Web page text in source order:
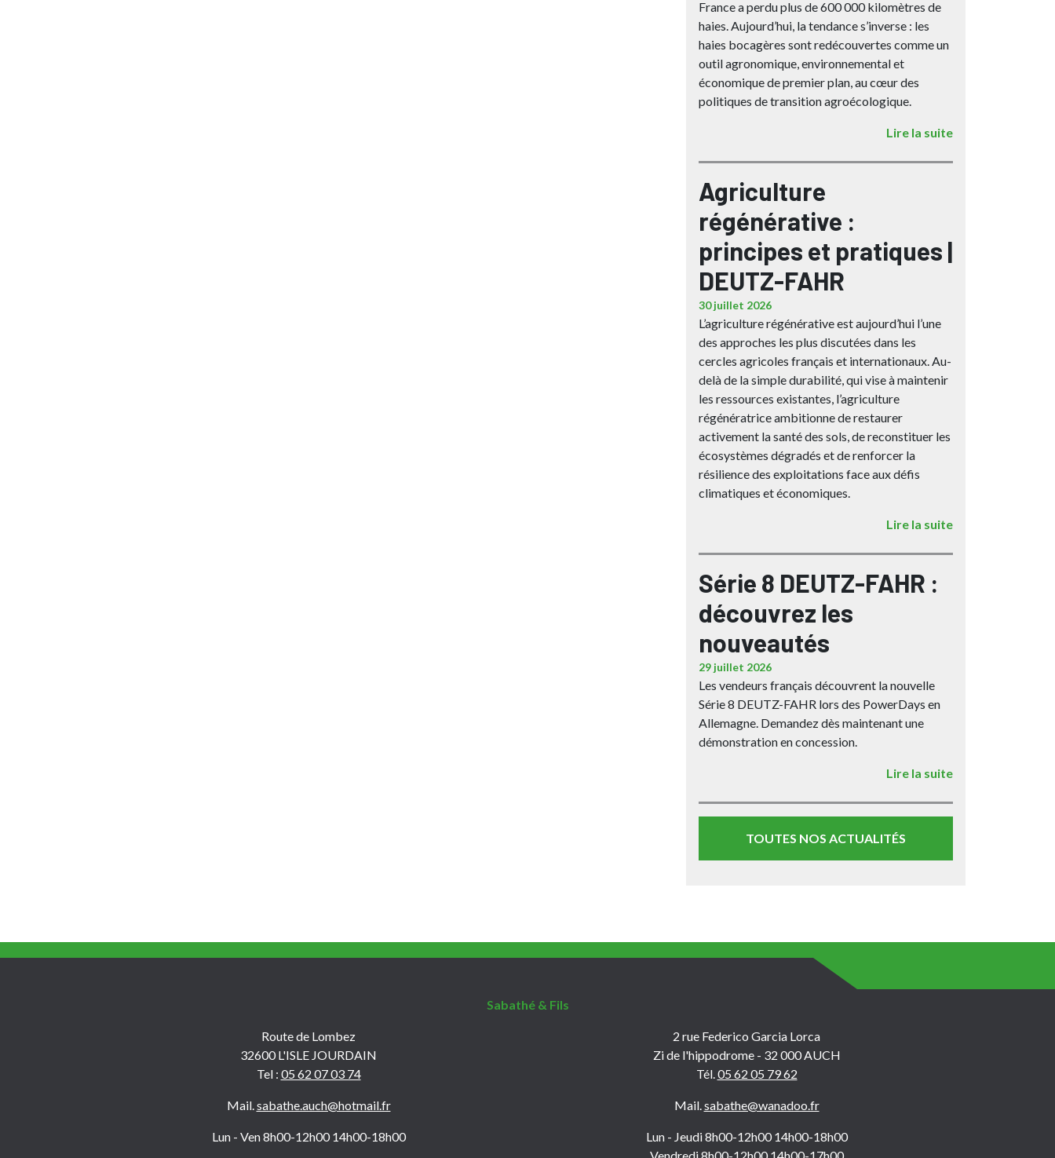
France a perdu plus de 600 000 kilomètres de
haies. Aujourd’hui, la tendance s’inverse : les
haies bocagères sont redécouvertes comme un
outil agronomique, environnemental et
économique de premier plan, au cœur des
politiques de transition agroécologique.
Lire la suite
Agriculture
régénérative :
principes et pratiques |
DEUTZ-FAHR
30 juillet 2026
L’agriculture régénérative est aujourd’hui l’une
des approches les plus discutées dans les
cercles agricoles français et internationaux. Au-
delà de la simple durabilité, qui vise à maintenir
les ressources existantes, l’agriculture
régénératrice ambitionne de restaurer
activement la santé des sols, de reconstituer les
écosystèmes dégradés et de renforcer la
résilience des exploitations face aux défis
climatiques et économiques.
Lire la suite
Série 8 DEUTZ-FAHR :
découvrez les
nouveautés
29 juillet 2026
Les vendeurs français découvrent la nouvelle
Série 8 DEUTZ-FAHR lors des PowerDays en
Allemagne. Demandez dès maintenant une
démonstration en concession.
Lire la suite
TOUTES NOS ACTUALITÉS
Sabathé & Fils
Route de Lombez
32600 L'ISLE JOURDAIN
Tel : 05 62 07 03 74
Mail.sabathe.auch@hotmail.fr
Lun - Ven 8h00-12h00 14h00-18h00
2 rue Federico Garcia Lorca
Zi de l'hippodrome - 32 000 AUCH
Tél.05 62 05 79 62
Mail.sabathe@wanadoo.fr
Lun - Jeudi 8h00-12h00 14h00-18h00